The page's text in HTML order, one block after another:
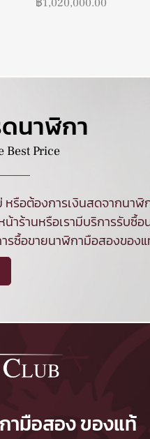
฿1,020,000.00
นาฬิกา
Best Price
หรือต้องการเงินสดจากนา
น้าร้านหรือเรามีบริการรับซื้
รซื้อขายนาฬิกามือสองของ
ามือสอง ของแท้